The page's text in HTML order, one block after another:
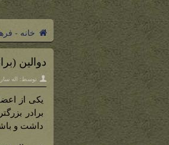
خانه -
دوالین
توسط: اله سار
یکی از
برادر
داشت و